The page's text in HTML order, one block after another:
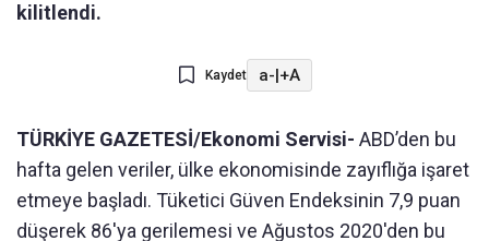
kilitlendi.
Kaydet a-|+A
TÜRKİYE GAZETESİ/Ekonomi Servisi- ABD’den bu
hafta gelen veriler, ülke ekonomisinde zayıflığa işaret
etmeye başladı. Tüketici Güven Endeksinin 7,9 puan
düşerek 86'ya gerilemesi ve Ağustos 2020'den bu